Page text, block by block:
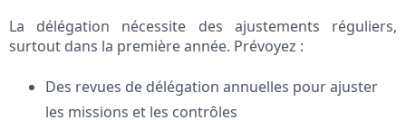
La délégation nécessite des ajustements réguliers,
surtout dans la première année. Prévoyez :
Des revues de délégation annuelles pour ajuster
les missions et les contrôles